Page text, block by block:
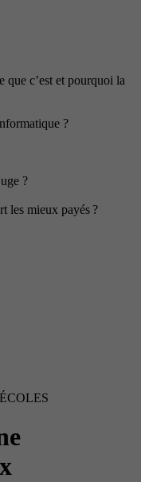
que c’est et pourquoi la
?
?
les mieux payés ?